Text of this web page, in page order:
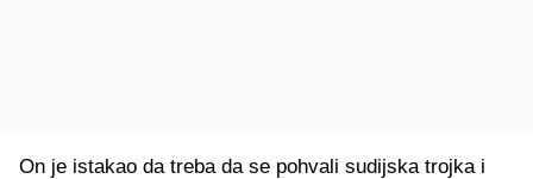
On je istakao da treba da se pohvali sudijska trojka i